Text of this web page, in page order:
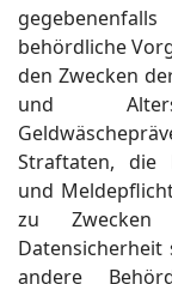
behördliche
den Zwecken
und
Straftaten, die
und
zu
andere